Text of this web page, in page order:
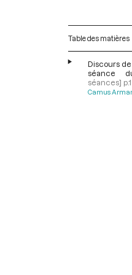
Table des matières
Discours
séance
séances] p.1
Camus